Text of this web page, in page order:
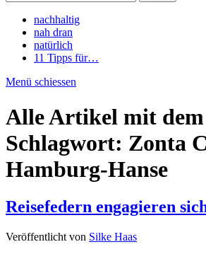
nachhaltig
nah dran
natürlich
11 Tipps für…
Menü schiessen
Alle Artikel mit dem
Schlagwort: Zonta
Hamburg-Hanse
Reisefedern engagieren
Veröffentlicht von Silke Haas